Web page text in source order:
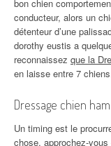
bon chien
conducteur, alors un
détenteur d’une
dorothy eustis a
reconnaissez que la
en laisse entre 7
Dressage chien
Un timing est le
chose, approchez-